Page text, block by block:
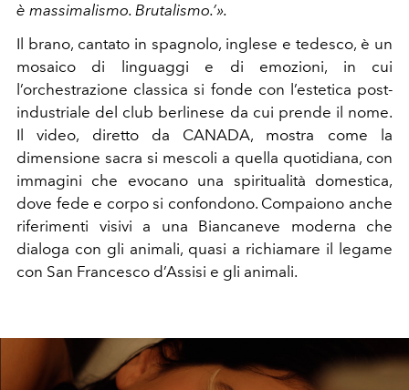
è massimalismo. Brutalismo.’».
Il brano, cantato in spagnolo, inglese e tedesco, è un
mosaico di linguaggi e di emozioni, in cui
l’orchestrazione classica si fonde con l’estetica post-
industriale del club berlinese da cui prende il nome.
Il video, diretto da CANADA, mostra come la
dimensione sacra si mescoli a quella quotidiana, con
immagini che evocano una spiritualità domestica,
dove fede e corpo si confondono. Compaiono anche
riferimenti visivi a una Biancaneve moderna che
dialoga con gli animali, quasi a richiamare il legame
con San Francesco d’Assisi e gli animali.